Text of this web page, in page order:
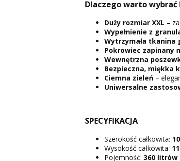
Dlaczego warto wybrać
Duży rozmiar XXL –
Wypełnienie z
Wytrzymała tkanina
Pokrowiec zapinany
Wewnętrzna
Bezpieczna, miękka
Ciemna zieleń–
Uniwersalne
SPECYFIKACJA
Szerokość całkowita:
Wysokość całkowita:
Pojemność: 360 litrów